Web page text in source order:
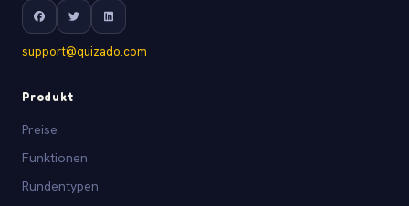
support@quizado.com
Produkt
Preise
Funktionen
Rundentypen